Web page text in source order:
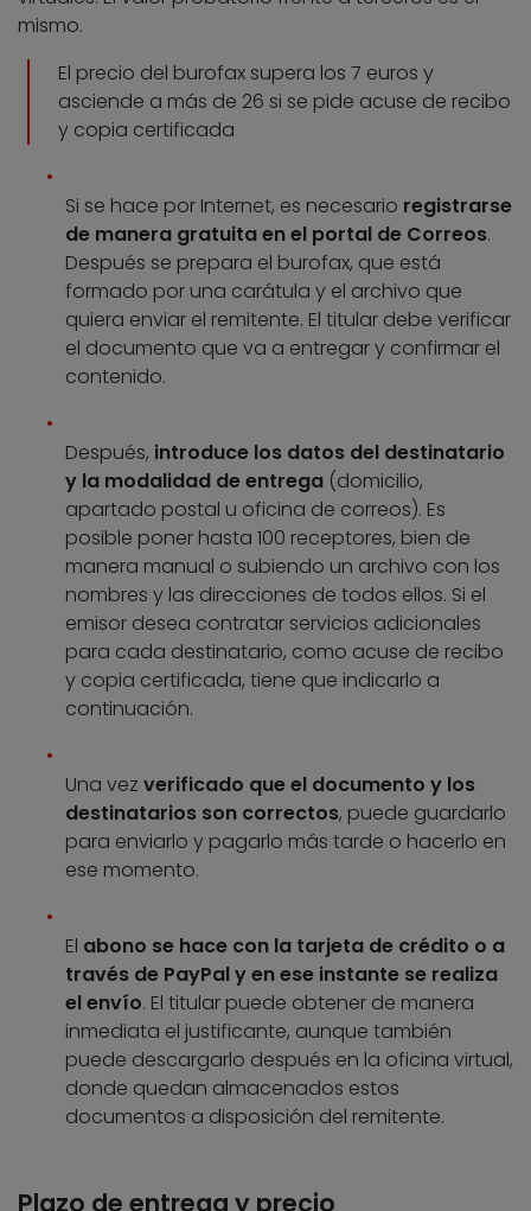
mismo.
El precio del burofax supera los 7 euros y
asciende a más de 26 si se pide acuse de recibo
y copia certificada
Si se hace por Internet, es necesario registrarse
de manera gratuita en el portal de Correos.
Después se prepara el burofax, que está
formado por una carátula y el archivo que
quiera enviar el remitente. El titular debe verificar
el documento que va a entregar y confirmar el
contenido.
Después, introduce los datos del destinatario
y la modalidad de entrega (domicilio,
apartado postal u oficina de correos). Es
posible poner hasta 100 receptores, bien de
manera manual o subiendo un archivo con los
nombres y las direcciones de todos ellos. Si el
emisor desea contratar servicios adicionales
para cada destinatario, como acuse de recibo
y copia certificada, tiene que indicarlo a
continuación.
Una vez verificado que el documento y los
destinatarios son correctos, puede guardarlo
para enviarlo y pagarlo más tarde o hacerlo en
ese momento.
El abono se hace con la tarjeta de crédito o a
través de PayPal y en ese instante se realiza
el envío. El titular puede obtener de manera
inmediata el justificante, aunque también
puede descargarlo después en la oficina virtual,
donde quedan almacenados estos
documentos a disposición del remitente.
Plazo de entrega y precio